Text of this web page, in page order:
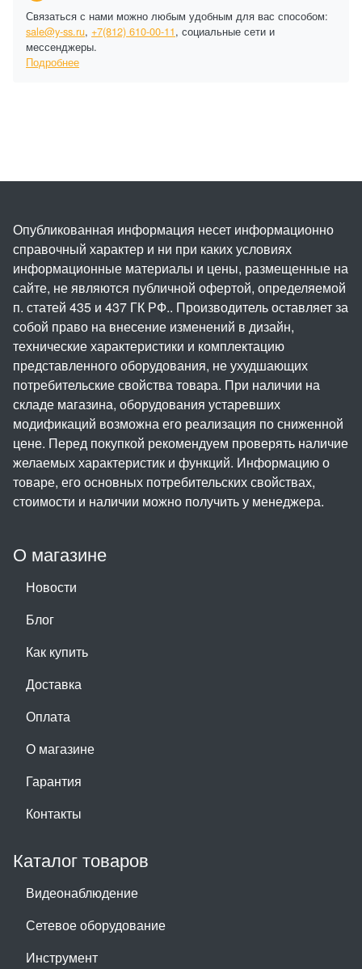
Связаться с нами можно любым удобным для вас способом:
sale@y-ss.ru, +7(812) 610-00-11, социальные сети и
мессенджеры.
Подробнее
О магазине
Новости
Блог
Как купить
Доставка
Оплата
О магазине
Гарантия
Контакты
Каталог товаров
Видеонаблюдение
Сетевое оборудование
Инструмент
Опубликованная информация несет информационно
справочный характер и ни при каких условиях
информационные материалы и цены, размещенные на
сайте, не являются публичной офертой, определяемой
п. статей 435 и 437 ГК РФ.. Производитель оставляет за
собой право на внесение изменений в дизайн,
технические характеристики и комплектацию
представленного оборудования, не ухудшающих
потребительские свойства товара. При наличии на
складе магазина, оборудования устаревших
модификаций возможна его реализация по сниженной
цене. Перед покупкой рекомендуем проверять наличие
желаемых характеристик и функций. Информацию о
товаре, его основных потребительских свойствах,
стоимости и наличии можно получить у менеджера.